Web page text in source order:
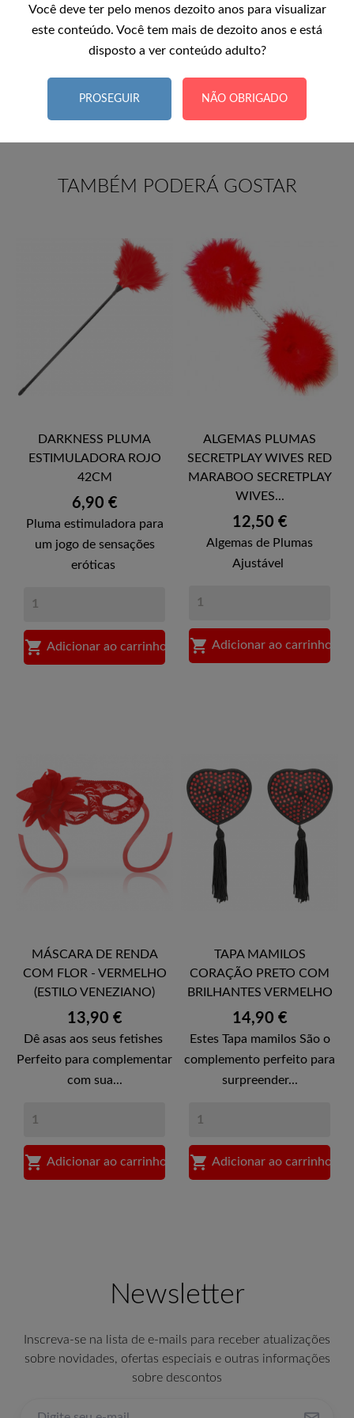
Você deve ter pelo menos dezoito anos para visualizar
este conteúdo. Você tem mais de dezoito anos e está
disposto a ver conteúdo adulto?
PROSEGUIR NÃO OBRIGADO
com rígidos controles de qualidade.
O máximo detalhe na fabricação e seus elementos
decorativos são as principais características dessa
dinâmicas com vontade de inovar.
TAMBÉM PODERÁ GOSTAR
DARKNESS PLUMA
ESTIMULADORA ROJO
42CM
Preço
6,90 €
Pluma estimuladora para
um jogo de sensações
eróticas
 Adicionar ao carrinho
ALGEMAS PLUMAS
SECRETPLAY WIVES RED
MARABOO SECRETPLAY
WIVES...
Preço
12,50 €
Algemas de Plumas
Ajustável
 Adicionar ao carrinho
MÁSCARA DE RENDA
COM FLOR - VERMELHO
(ESTILO VENEZIANO)
Preço
13,90 €
Dê asas aos seus fetishes
Perfeito para complementar
com sua...
 Adicionar ao carrinho
TAPA MAMILOS
CORAÇÃO PRETO COM
BRILHANTES VERMELHO
Preço
14,90 €
Estes Tapa mamilos São o
complemento perfeito para
surpreender...
 Adicionar ao carrinho
Newsletter
Inscreva-se na lista de e-mails para receber atualizações
sobre novidades, ofertas especiais e outras informações
sobre descontos